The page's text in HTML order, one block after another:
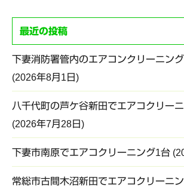
最近の投稿
下妻消防署管内のエアコンクリーニン
2026年8月1日
八千代町の芦ケ谷新田でエアコクリー
2026年7月28日
下妻市南原でエアコクリーニング1台
常総市古間木沼新田でエアコクリーニ